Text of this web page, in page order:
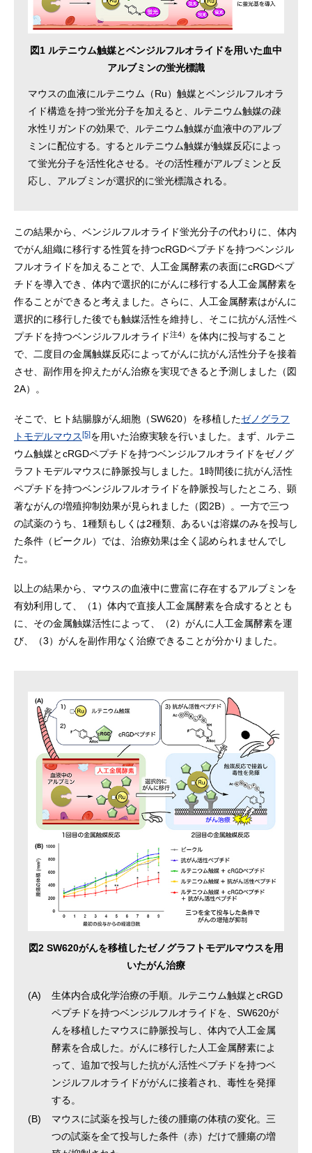
図1 ルテニウム触媒とベンジルフルオライドを用いた血中
アルブミンの蛍光標識
マウスの血液にルテニウム（Ru）触媒とベンジルフルオラ
イド構造を持つ蛍光分子を加えると、ルテニウム触媒の疎
水性リガンドの効果で、ルテニウム触媒が血液中のアルブ
ミンに配位する。するとルテニウム触媒が触媒反応によっ
て蛍光分子を活性化させる。その活性種がアルブミンと反
応し、アルブミンが選択的に蛍光標識される。
この結果から、ベンジルフルオライド蛍光分子の代わりに、体内
でがん組織に移行する性質を持つcRGDペプチドを持つベンジル
フルオライドを加えることで、人工金属酵素の表面にcRGDペプ
チドを導入でき、体内で選択的にがんに移行する人工金属酵素を
作ることができると考えました。さらに、人工金属酵素はがんに
選択的に移行した後でも触媒活性を維持し、そこに抗がん活性ペ
プチドを持つベンジルフルオライド注4） を体内に投与すること
で、二度目の金属触媒反応によってがんに抗がん活性分子を接着
させ、副作用を抑えたがん治療を実現できると予測しました（図
2A）。
そこで、ヒト結腸腺がん細胞（SW620）を移植したゼノグラフ
トモデルマウス[5]を用いた治療実験を行いました。まず、ルテニ
ウム触媒とcRGDペプチドを持つベンジルフルオライドをゼノグ
ラフトモデルマウスに静脈投与しました。1時間後に抗がん活性
ペプチドを持つベンジルフルオライドを静脈投与したところ、顕
著ながんの増殖抑制効果が見られました（図2B）。一方で三つ
の試薬のうち、1種類もしくは2種類、あるいは溶媒のみを投与し
た条件（ビークル）では、治療効果は全く認められませんでし
た。
以上の結果から、マウスの血液中に豊富に存在するアルブミンを
有効利用して、（1）体内で直接人工金属酵素を合成するととも
に、その金属触媒活性によって、（2）がんに人工金属酵素を運
び、（3）がんを副作用なく治療できることが分かりました。
図2 SW620がんを移植したゼノグラフトモデルマウスを用
いたがん治療
(A)
生体内合成化学治療の手順。ルテニウム触媒とcRGD
ペプチドを持つベンジルフルオライドを、SW620が
んを移植したマウスに静脈投与し、体内で人工金属
酵素を合成した。がんに移行した人工金属酵素によ
って、追加で投与した抗がん活性ペプチドを持つベ
ンジルフルオライドががんに接着され、毒性を発揮
する。
(B)
マウスに試薬を投与した後の腫瘍の体積の変化。三
つの試薬を全て投与した条件（赤）だけで腫瘍の増